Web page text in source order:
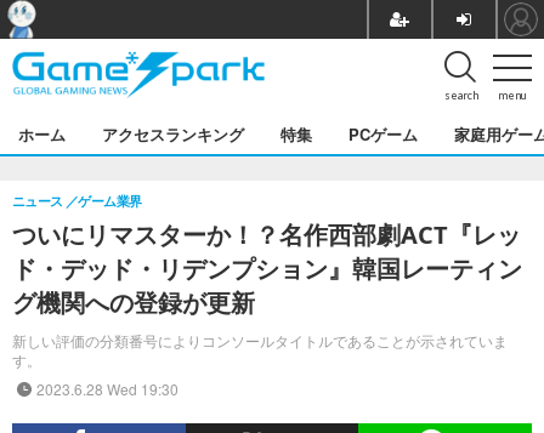
menu
search
ホーム アクセスランキング 特集 PCゲーム 家庭用ゲー
ついにリマスターか！？名作西部劇ACT『レッ
ド・デッド・リデンプション』韓国レーティン
グ機関への登録が更新
新しい評価の分類番号によりコンソールタイトルであることが示されていま
す。
ニュース ゲーム業界
2023.6.28 Wed 19:30